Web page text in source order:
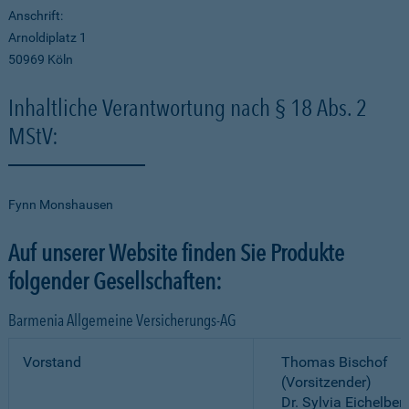
Anschrift:
Arnoldiplatz 1
50969 Köln
Inhaltliche Verantwortung nach § 18 Abs. 2
MStV:
Fynn Monshausen
Auf unserer Website finden Sie Produkte
folgender Gesellschaften:
Barmenia Allgemeine Versicherungs-AG
Vorstand
Thomas Bischof
(Vorsitzender)
Dr. Sylvia